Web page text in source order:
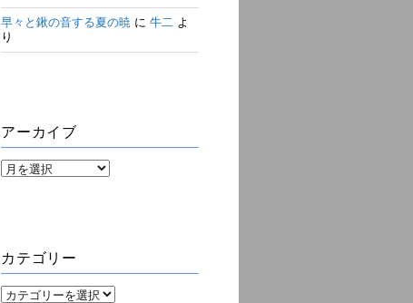
早々と鍬の音する夏の暁 に牛二 よ
り
アーカイブ
ア
カテゴリー
カ